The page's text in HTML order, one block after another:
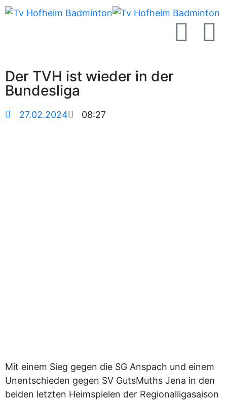
Der TVH ist wieder in der
Bundesliga
27.02.2024 08:27
Mit einem Sieg gegen die SG Anspach und einem
Unentschieden gegen SV GutsMuths Jena in den
beiden letzten Heimspielen der Regionalligasaison